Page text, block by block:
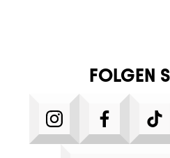
FOLGEN
INSTAGRAM